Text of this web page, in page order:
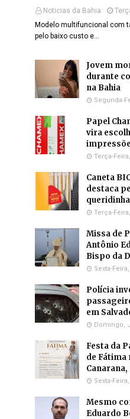
Noticias da Bahia
Modelo multifuncional com
pelo baixo custo e…
Jovem
durante
na Bahia
Segunda-
Papel
vira
Terça-
Caneta
destaca
Terça-
Missa de
Antônio
Bispo da
Sexta-
Polícia
em
Domingo,
Festa da
de
Sexta-
Mesmo
Eduardo